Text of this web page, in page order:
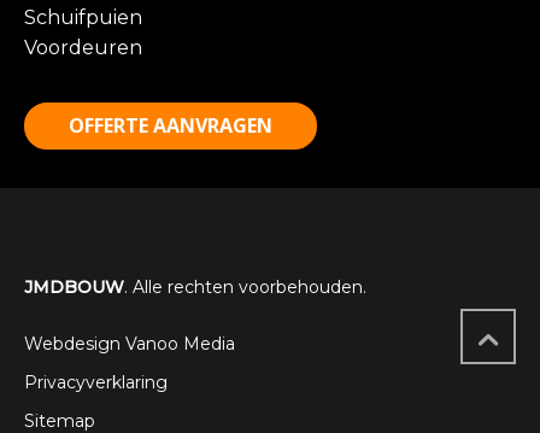
Schuifpuien
Voordeuren
OFFERTE AANVRAGEN
JMDBOUW. Alle rechten voorbehouden.
Webdesign Vanoo Media
Privacyverklaring
Sitemap